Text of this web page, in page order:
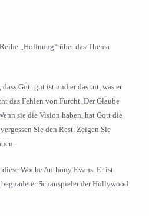
„Hoffnung“ über das Thema
Gott gut ist und er das tut, was er
das Fehlen von Furcht. Der Glaube
sie die Vision haben, hat Gott die
Sie den Rest. Zeigen Sie
Woche Anthony Evans. Er ist
Schauspieler der Hollywood